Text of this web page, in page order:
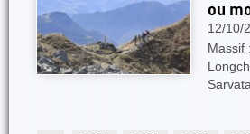
ou
12/10/
Massif